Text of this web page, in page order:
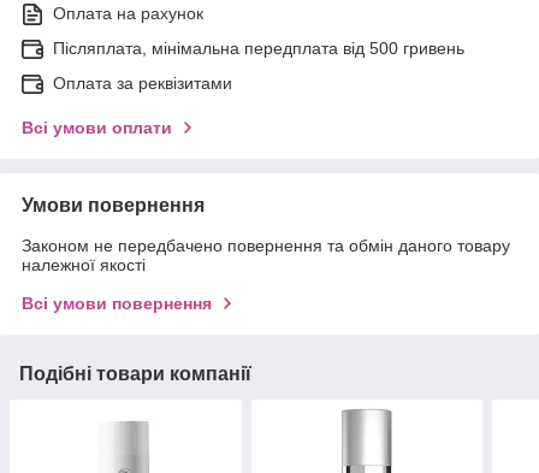
Оплата на рахунок
Післяплата, мінімальна передплата від 500 гривень
Оплата за реквізитами
Всі умови оплати
Умови повернення
Законом не передбачено повернення та обмін даного товару
належної якості
Всі умови повернення
Подібні товари компанії